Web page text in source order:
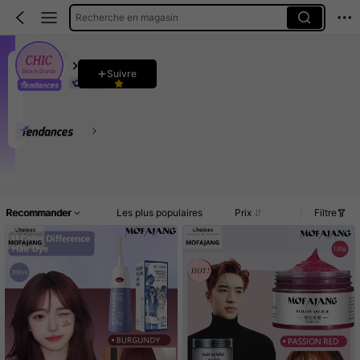
Recherche en magasin
Chic Beauty Brands Collection Store
Suivre
Ce magasin est sélectionné comme un
Recommander Les plus populaires Prix Filtre